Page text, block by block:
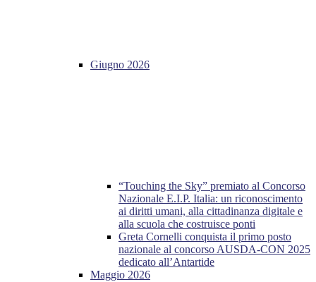
Giugno 2026
“Touching the Sky” premiato al Concorso
Nazionale E.I.P. Italia: un riconoscimento
ai diritti umani, alla cittadinanza digitale e
alla scuola che costruisce ponti
Greta Cornelli conquista il primo posto
nazionale al concorso AUSDA-CON 2025
dedicato all’Antartide
Maggio 2026